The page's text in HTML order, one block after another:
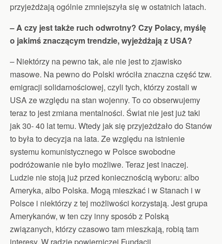
przyjeżdżają ogólnie zmniejszyła się w ostatnich latach.
– A czy jest także ruch odwrotny? Czy Polacy, myślę
o jakimś znaczącym trendzie, wyjeżdżają z USA?
– Niektórzy na pewno tak, ale nie jest to zjawisko
masowe. Na pewno do Polski wróciła znaczna część tzw.
emigracji solidarnościowej, czyli tych, którzy zostali w
USA ze względu na stan wojenny. To co obserwujemy
teraz to jest zmiana mentalności. Świat nie jest już taki
jak 30- 40 lat temu. Wtedy jak się przyjeżdżało do Stanów
to była to decyzja na lata. Ze względu na istnienie
systemu komunistycznego w Polsce swobodne
podróżowanie nie było możliwe. Teraz jest inaczej.
Ludzie nie stoją już przed koniecznością wyboru: albo
Ameryka, albo Polska. Mogą mieszkać i w Stanach i w
Polsce i niektórzy z tej możliwości korzystają. Jest grupa
Amerykanów, w ten czy inny sposób z Polską
związanych, którzy czasowo tam mieszkają, robią tam
interesy. W radzie powierniczej Fundacji